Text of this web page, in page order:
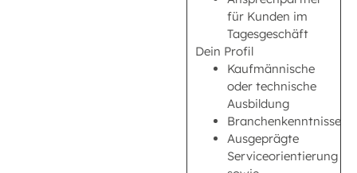
für Kunden im
Tagesgeschäft
Dein Profil
Kaufmännische
oder technische
Ausbildung
Branchenkenntnisse
Ausgeprägte
Serviceorientierung